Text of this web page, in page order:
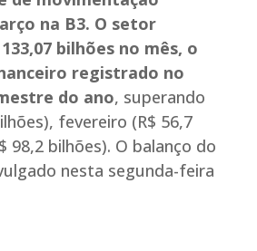
na B3. O setor
bilhões no mês, o
registrado no
do ano, superando
fevereiro (R$ 56,7
98,2 bilhões). O balanço do
nesta segunda-feira